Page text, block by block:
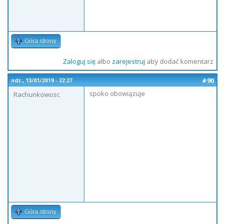
Góra strony
Zaloguj sięalbo zarejestruj aby dodać komentarz
ndz., 13/01/2019 - 22:27
#90
Rachunkowosc
spoko obowiązuje
Góra strony